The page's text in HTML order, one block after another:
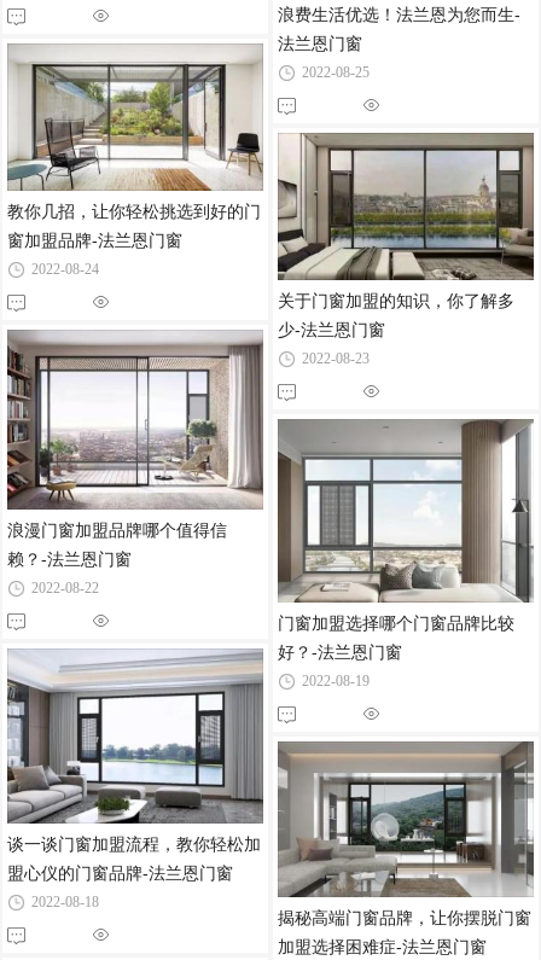
教你几招，让你轻松挑选到好的门
窗加盟品牌-法兰恩门窗
2022-08-24
浪漫门窗加盟品牌哪个值得信
赖？-法兰恩门窗
2022-08-22
谈一谈门窗加盟流程，教你轻松加
盟心仪的门窗品牌-法兰恩门窗
2022-08-18
浪费生活优选！法兰恩为您而生-
法兰恩门窗
2022-08-25
关于门窗加盟的知识，你了解多
少-法兰恩门窗
2022-08-23
门窗加盟选择哪个门窗品牌比较
好？-法兰恩门窗
2022-08-19
揭秘高端门窗品牌，让你摆脱门窗
加盟选择困难症-法兰恩门窗